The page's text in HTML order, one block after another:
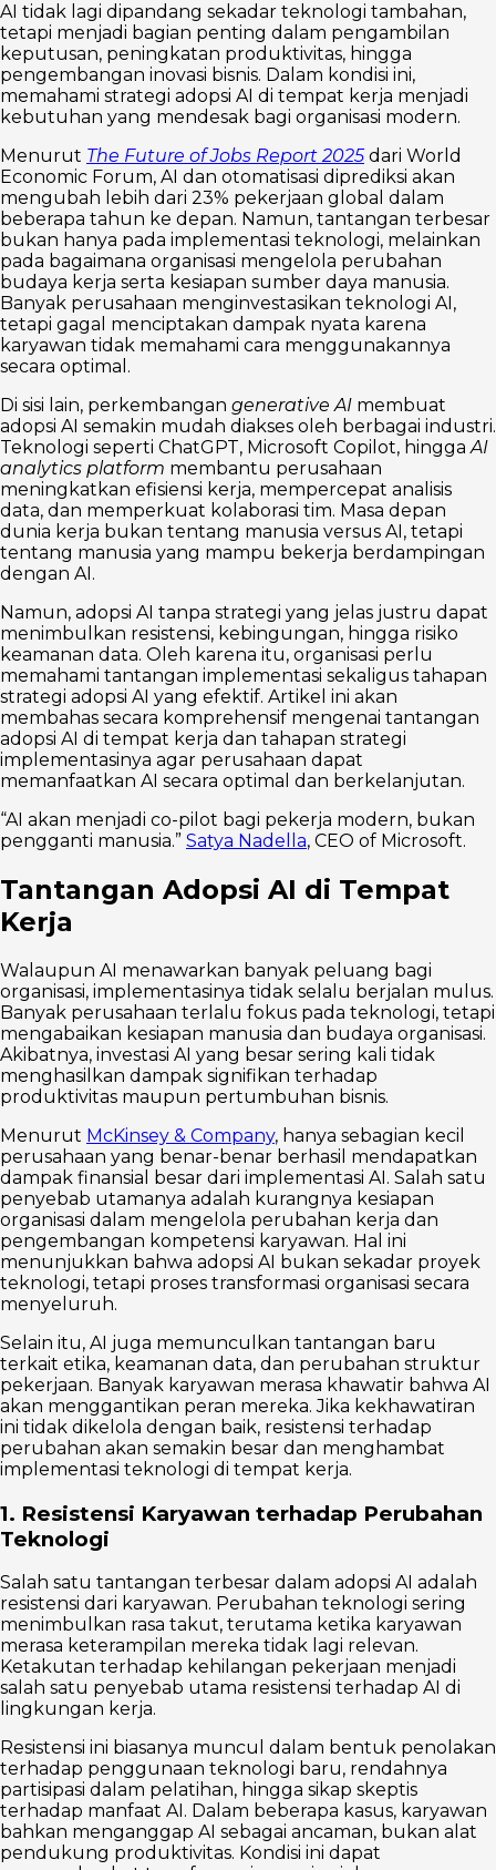
AI tidak lagi dipandang sekadar teknologi tambahan,
tetapi menjadi bagian penting dalam pengambilan
keputusan, peningkatan produktivitas, hingga
pengembangan inovasi bisnis. Dalam kondisi ini,
memahami strategi adopsi AI di tempat kerja menjadi
kebutuhan yang mendesak bagi organisasi modern.
Menurut The Future of Jobs Report 2025dari World
Economic Forum, AI dan otomatisasi diprediksi akan
mengubah lebih dari 23% pekerjaan global dalam
beberapa tahun ke depan. Namun, tantangan terbesar
bukan hanya pada implementasi teknologi, melainkan
pada bagaimana organisasi mengelola perubahan
budaya kerja serta kesiapan sumber daya manusia.
Banyak perusahaan menginvestasikan teknologi AI,
tetapi gagal menciptakan dampak nyata karena
karyawan tidak memahami cara menggunakannya
secara optimal.
Di sisi lain, perkembangan generative AI membuat
adopsi AI semakin mudah diakses oleh berbagai industri.
Teknologi seperti ChatGPT, Microsoft Copilot, hinggaAI
analytics platform membantu perusahaan
meningkatkan efisiensi kerja, mempercepat analisis
data, dan memperkuat kolaborasi tim. Masa depan
dunia kerja bukan tentang manusia versus AI, tetapi
tentang manusia yang mampu bekerja berdampingan
dengan AI.
Namun, adopsi AI tanpa strategi yang jelas justru dapat
menimbulkan resistensi, kebingungan, hingga risiko
keamanan data. Oleh karena itu, organisasi perlu
memahami tantangan implementasi sekaligus tahapan
strategi adopsi AI yang efektif. Artikel ini akan
membahas secara komprehensif mengenai tantangan
adopsi AI di tempat kerja dan tahapan strategi
implementasinya agar perusahaan dapat
memanfaatkan AI secara optimal dan berkelanjutan.
“AI akan menjadi co-pilot bagi pekerja modern, bukan
pengganti manusia.” Satya Nadella, CEO of Microsoft.
Tantangan Adopsi AI di Tempat
Kerja
Walaupun AI menawarkan banyak peluang bagi
organisasi, implementasinya tidak selalu berjalan mulus.
Banyak perusahaan terlalu fokus pada teknologi, tetapi
mengabaikan kesiapan manusia dan budaya organisasi.
Akibatnya, investasi AI yang besar sering kali tidak
menghasilkan dampak signifikan terhadap
produktivitas maupun pertumbuhan bisnis.
Menurut McKinsey & Company, hanya sebagian kecil
perusahaan yang benar-benar berhasil mendapatkan
dampak finansial besar dari implementasi AI. Salah satu
penyebab utamanya adalah kurangnya kesiapan
organisasi dalam mengelola perubahan kerja dan
pengembangan kompetensi karyawan. Hal ini
menunjukkan bahwa adopsi AI bukan sekadar proyek
teknologi, tetapi proses transformasi organisasi secara
menyeluruh.
Selain itu, AI juga memunculkan tantangan baru
terkait etika, keamanan data, dan perubahan struktur
pekerjaan. Banyak karyawan merasa khawatir bahwa AI
akan menggantikan peran mereka. Jika kekhawatiran
ini tidak dikelola dengan baik, resistensi terhadap
perubahan akan semakin besar dan menghambat
implementasi teknologi di tempat kerja.
1. Resistensi Karyawan terhadap Perubahan
Teknologi
Salah satu tantangan terbesar dalam adopsi AI adalah
resistensi dari karyawan. Perubahan teknologi sering
menimbulkan rasa takut, terutama ketika karyawan
merasa keterampilan mereka tidak lagi relevan.
Ketakutan terhadap kehilangan pekerjaan menjadi
salah satu penyebab utama resistensi terhadap AI di
lingkungan kerja.
Resistensi ini biasanya muncul dalam bentuk penolakan
terhadap penggunaan teknologi baru, rendahnya
partisipasi dalam pelatihan, hingga sikap skeptis
terhadap manfaat AI. Dalam beberapa kasus, karyawan
bahkan menganggap AI sebagai ancaman, bukan alat
pendukung produktivitas. Kondisi ini dapat